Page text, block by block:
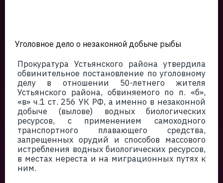
Уголовное дело о незаконной добыче рыбы
Прокуратура Устьянского района утвердила
обвинительное постановление по уголовному
делу в отношении 50-летнего жителя
Устьянского района, обвиняемого по п. «б»,
«в» ч.1 ст. 256 УК РФ, а именно в незаконной
добыче (вылове) водных биологических
ресурсов, с применением самоходного
транспортного плавающего средства,
запрещенных орудий и способов массового
истребления водных биологических ресурсов,
в местах нереста и на миграционных путях к
ним.